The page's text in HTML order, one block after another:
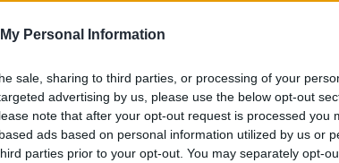
Personal Information
sale, sharing to third parties, or processing of your
advertising by us, please use the below opt-out
note that after your opt-out request is processed you
ads based on personal information utilized by us or
parties prior to your opt-out. You may separately opt-